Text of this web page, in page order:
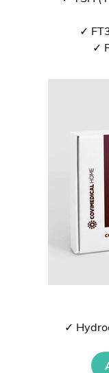
✓
✓
✓